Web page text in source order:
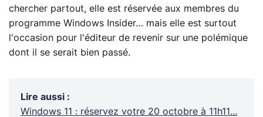
chercher partout, elle est réservée aux membres du
programme Windows Insider… mais elle est surtout
l'occasion pour l'éditeur de revenir sur une polémique
dont il se serait bien passé.
Lire aussi :
Windows 11 : réservez votre 20 octobre à 11h11...